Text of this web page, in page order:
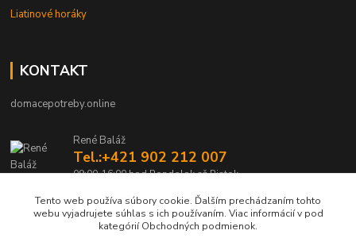
Liatinové horáky
KONTAKT
domacepotreby.online
René Baláž
Tel.:+421 902 212 007
09:00-16:00 hod Pondelok až Piatok
info@domacepotreby.online
Tento web používa súbory cookie. Ďalším prechádzaním tohto
webu vyjadrujete súhlas s ich používaním. Viac informácií v pod
kategórií Obchodných podmienok.